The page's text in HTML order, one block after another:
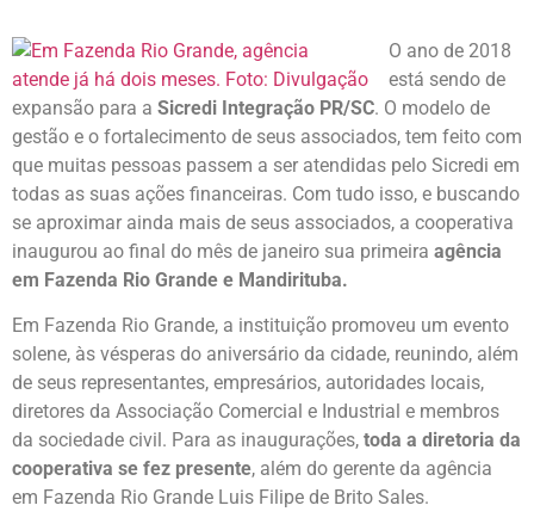
O ano de 2018
está sendo de
expansão para a Sicredi Integração PR/SC. O modelo de
gestão e o fortalecimento de seus associados, tem feito com
que muitas pessoas passem a ser atendidas pelo Sicredi em
todas as suas ações financeiras. Com tudo isso, e buscando
se aproximar ainda mais de seus associados, a cooperativa
inaugurou ao final do mês de janeiro sua primeira agência
em Fazenda Rio Grande e Mandirituba.
Em Fazenda Rio Grande, a instituição promoveu um evento
solene, às vésperas do aniversário da cidade, reunindo, além
de seus representantes, empresários, autoridades locais,
diretores da Associação Comercial e Industrial e membros
da sociedade civil. Para as inaugurações, toda a diretoria da
cooperativa se fez presente, além do gerente da agência
em Fazenda Rio Grande Luis Filipe de Brito Sales.